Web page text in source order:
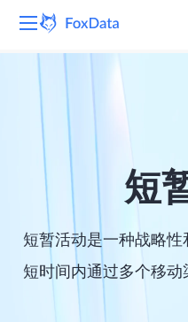
产品
解决方案 短
短暂活动是一种战略
短时间内通过多个移动